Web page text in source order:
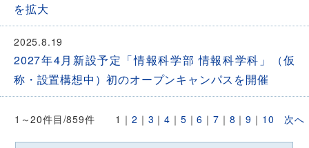
を拡大
2025.8.19
2027年4月新設予定「情報科学部 情報科学科」（仮
称・設置構想中）初のオープンキャンパスを開催
1～20件目/859件 1 ｜ 2 ｜ 3 ｜4 ｜ 5 ｜6 ｜7 ｜ 8 ｜9 ｜ 10 次へ